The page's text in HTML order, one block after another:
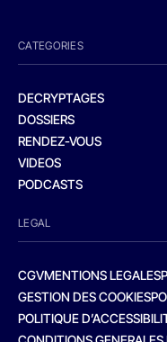
CATEGORIES
DECRYPTAGES
DOSSIERS
RENDEZ-VOUS
VIDEOS
PODCASTS
LEGAL
CGVMENTIONS LEGALES
GESTION DES COOKIES
POLITIQUE